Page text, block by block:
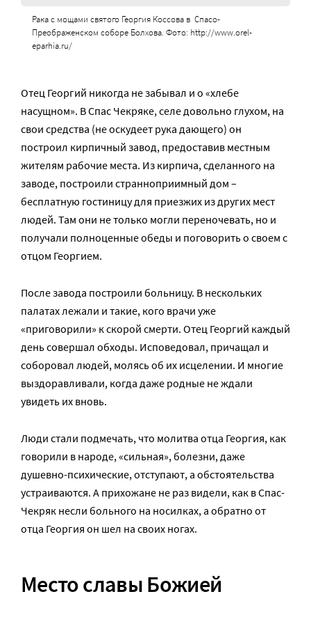
Рака с мощами святого Георгия Коссова в Спасо-
Преображенском соборе Болхова. Фото: http://www.orel-
eparhia.ru/
Отец Георгий никогда не забывал и о «хлебе
насущном». В Спас Чекряке, селе довольно глухом, на
свои средства (не оскудеет рука дающего) он
построил кирпичный завод, предоставив местным
жителям рабочие места. Из кирпича, сделанного на
заводе, построили странноприимный дом –
бесплатную гостиницу для приезжих из других мест
людей. Там они не только могли переночевать, но и
получали полноценные обеды и поговорить о своем с
отцом Георгием.
После завода построили больницу. В нескольких
палатах лежали и такие, кого врачи уже
«приговорили» к скорой смерти. Отец Георгий каждый
день совершал обходы. Исповедовал, причащал и
соборовал людей, молясь об их исцелении. И многие
выздоравливали, когда даже родные не ждали
увидеть их вновь.
Люди стали подмечать, что молитва отца Георгия, как
говорили в народе, «сильная», болезни, даже
душевно-психические, отступают, а обстоятельства
устраиваются. А прихожане не раз видели, как в Спас-
Чекряк несли больного на носилках, а обратно от
отца Георгия он шел на своих ногах.
Место славы Божией